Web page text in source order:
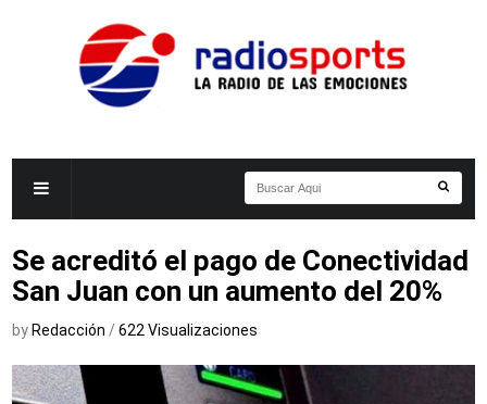
Se acreditó el pago de Conectividad
San Juan con un aumento del 20%
by Redacción /622 Visualizaciones